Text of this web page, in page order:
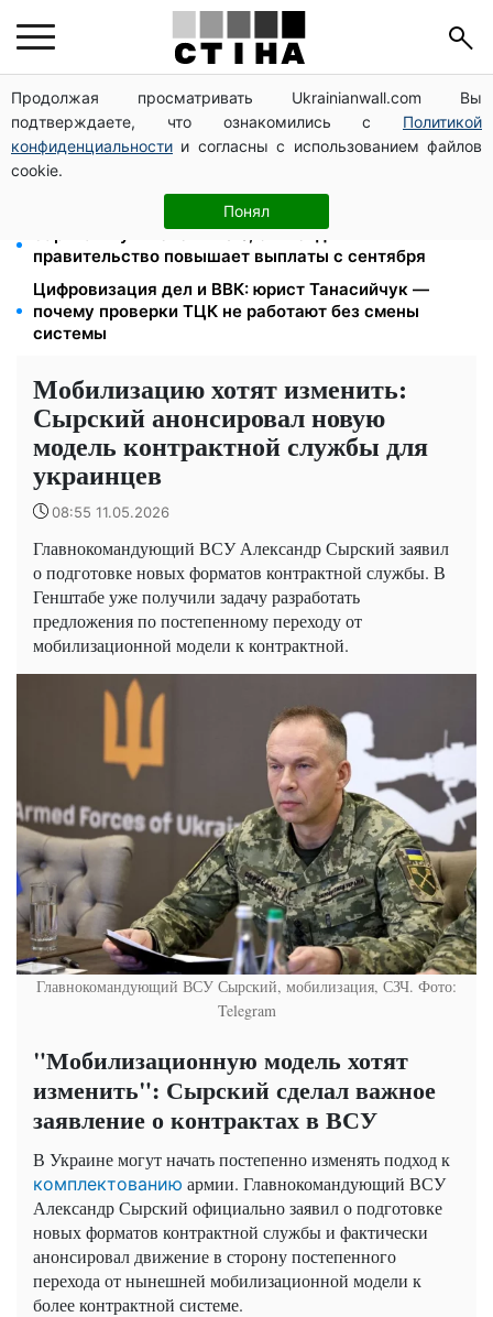
Продолжая просматривать Ukrainianwall.com Вы
подтверждаете, что ознакомились с Политикой
конфиденциальности и согласны с использованием файлов
cookie.
Понял
26 000 подписей — Зеленский поручил СНБО
лишать водителей прав за систематические
нарушения
Пенсия для III группы инвалидности с 1 сентября: от
2595 до 10 625 грн — кто сколько получит
Зарплаты учителей +20%, стипендии ×2:
правительство повышает выплаты с сентября
Цифровизация дел и ВВК: юрист Танасийчук —
почему проверки ТЦК не работают без смены
системы
Мобилизацию хотят изменить:
Сырский анонсировал новую
модель контрактной службы для
украинцев
08:55 11.05.2026
Главнокомандующий ВСУ Александр Сырский заявил
о подготовке новых форматов контрактной службы. В
Генштабе уже получили задачу разработать
предложения по постепенному переходу от
мобилизационной модели к контрактной.
Главнокомандующий ВСУ Сырский, мобилизация, СЗЧ. Фото:
Telegram
"Мобилизационную модель хотят
изменить": Сырский сделал важное
заявление о контрактах в ВСУ
В Украине могут начать постепенно изменять подход к
комплектованию армии. Главнокомандующий ВСУ
Александр Сырский официально заявил о подготовке
новых форматов контрактной службы и фактически
анонсировал движение в сторону постепенного
перехода от нынешней мобилизационной модели к
более контрактной системе.